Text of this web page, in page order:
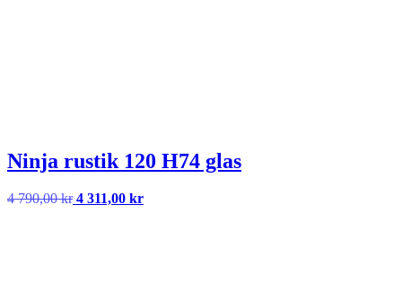
Ninja rustik 120 H74 glas
4 790,00kr Det
4 311,00 krDet